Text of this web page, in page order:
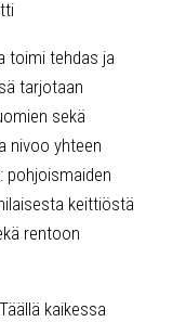
toimi tehdas ja
tarjotaan
sekä
nivoo yhteen
pohjoismaiden
keittiöstä
rentoon
kaikessa